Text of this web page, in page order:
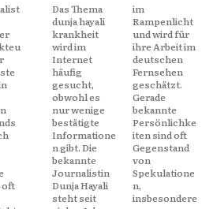
Das Thema
dunja hayali
krankheit
wird im
Internet
häufig
gesucht,
obwohl es
nur wenige
bestätigte
Informatione
n gibt. Die
bekannte
Journalistin
Dunja Hayali
steht seit
im
Rampenlicht
und wird für
ihre Arbeit im
deutschen
Fernsehen
geschätzt.
Gerade
bekannte
Persönlichke
iten sind oft
Gegenstand
von
Spekulatione
n,
insbesondere